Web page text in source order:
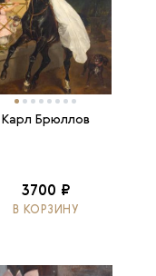
Карл Брюллов
3700 ₽
В КОРЗИНУ